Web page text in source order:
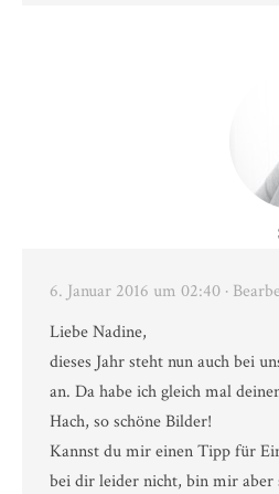
6. Januar 2016 um 02:40 ·
Liebe Nadine,
dieses Jahr steht nun auch bei
an. Da habe ich gleich mal
Hach, so schöne Bilder!
Kannst du mir einen Tipp für
bei dir leider nicht, bin mir aber